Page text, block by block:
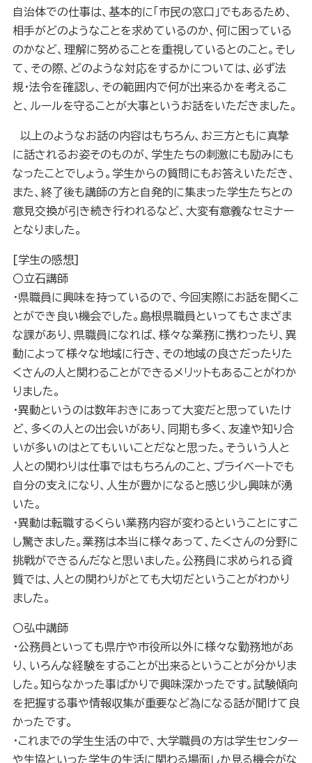
自治体での仕事は、基本的に「市民の窓口」でもあるため、
相手がどのようなことを求めているのか、何に困っている
のかなど、理解に努めることを重視しているとのこと。そし
て、その際、どのような対応をするかについては、必ず法
規・法令を確認し、その範囲内で何が出来るかを考えるこ
と、ルールを守ることが大事というお話をいただきました。
以上のようなお話の内容はもちろん、お三方ともに真摯
に話されるお姿そのものが、学生たちの刺激にも励みにも
なったことでしょう。学生からの質問にもお答えいただき、
また、終了後も講師の方と自発的に集まった学生たちとの
意見交換が引き続き行われるなど、大変有意義なセミナー
となりました。
[学生の感想]
〇立石講師
・県職員に興味を持っているので、今回実際にお話を聞くこ
とができ良い機会でした。島根県職員といってもさまざま
な課があり、県職員になれば、様々な業務に携わったり、異
動によって様々な地域に行き、その地域の良さだったりた
くさんの人と関わることができるメリットもあることがわか
りました。
・異動というのは数年おきにあって大変だと思っていたけ
ど、多くの人との出会いがあり、同期も多く、友達や知り合
いが多いのはとてもいいことだなと思った。そういう人と
人との関わりは仕事ではもちろんのこと、プライベートでも
自分の支えになり、人生が豊かになると感じ少し興味が湧
いた。
・異動は転職するくらい業務内容が変わるということにすこ
し驚きました。業務は本当に様々あって、たくさんの分野に
挑戦ができるんだなと思いました。公務員に求められる資
質では、人との関わりがとても大切だということがわかり
ました。
〇弘中講師
・公務員といっても県庁や市役所以外に様々な勤務地があ
り、いろんな経験をすることが出来るということが分かりま
した。知らなかった事ばかりで興味深かったです。試験傾向
を把握する事や情報収集が重要など為になる話が聞けて良
かったです。
・これまでの学生生活の中で、大学職員の方は学生センター
や生協といった学生の生活に関わる場面しか見る機会がな